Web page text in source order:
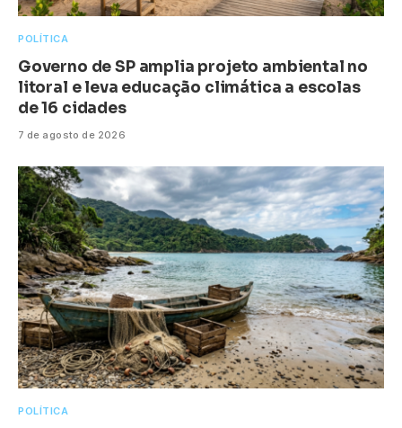
POLÍTICA
Governo de SP amplia projeto ambiental no
litoral e leva educação climática a escolas
de 16 cidades
7 de agosto de 2026
POLÍTICA